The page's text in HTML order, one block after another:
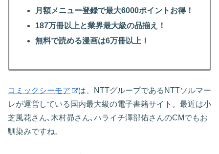
月額メニュー登録で最大6000ポイントお得！
187万冊以上と業界最大級の品揃え！
無料で読める漫画は6万冊以上！
コミックシーモア
は、NTTグループであるNTTソルマー
レが運営している国内最大級の電子書籍サイト。最近は小
芝風花さん､木村昴さん､ハライチ澤部佑さんのCMでもお
馴染みですね。